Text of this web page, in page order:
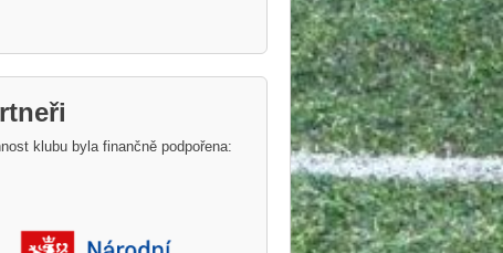
klubu byla finančně podpořena: